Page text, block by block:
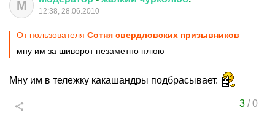
М 12:38, 28.06.2010
От пользователя Сотня свердловских призывников
мну им за шиворот незаметно плюю
Мну им в тележку какашандры подбрасывает.
3/0